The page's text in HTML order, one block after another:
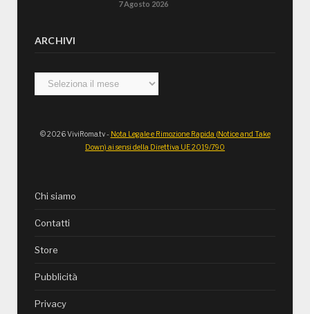
7 Agosto 2026
ARCHIVI
Archivi
© 2026 ViviRoma.tv - Nota Legale e Rimozione Rapida (Notice and Take
Down) ai sensi della Direttiva UE 2019/790
Chi siamo
Contatti
Store
Pubblicità
Privacy